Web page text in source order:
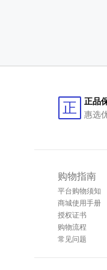
正
正品
惠选
购物指南
平台购物须知
商城使用手册
授权证书
购物流程
常见问题